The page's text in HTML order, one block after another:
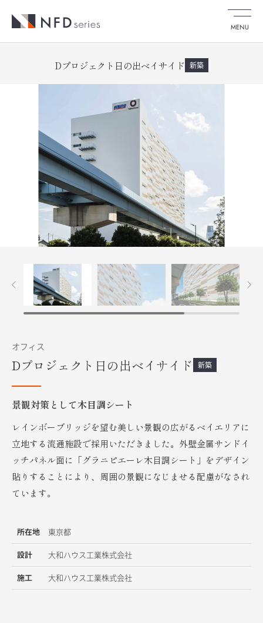
MENU
Dプロジェクト日の出ベイサイド 新築
オフィス
Dプロジェクト日の出ベイサイド 新築
景観対策として木目調シート
レインボーブリッジを望む美しい景観の広がるベイエリアに
立地する流通施設で採用いただきました。外壁金属サンドイ
ッチパネル面に「グラニピエーレ木目調シート」をデザイン
貼りすることにより、周囲の景観になじませる配慮がなされ
ています。
所在地 東京都
設計 大和ハウス工業株式会社
施工 大和ハウス工業株式会社